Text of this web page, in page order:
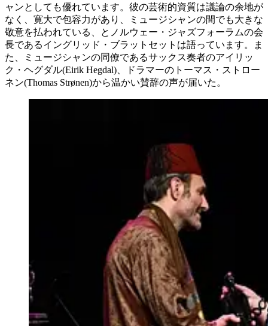
ャンとしても優れています。彼の芸術的資質は議論の余地が
なく、寛大で包容力があり、ミュージシャンの間でも大きな
敬意を払われている、とノルウェー・ジャズフォーラムの会
長であるイングリッド・ブラットセットは語っています。ま
た、ミュージシャンの同僚であるサックス奏者のアイリッ
ク・ヘグダル(Eirik Hegdal)、ドラマーのトーマス・ストロー
ネン(Thomas Strønen)から温かい賛辞の声が届いた。